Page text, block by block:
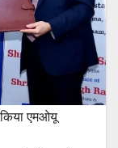
किया एमओयू